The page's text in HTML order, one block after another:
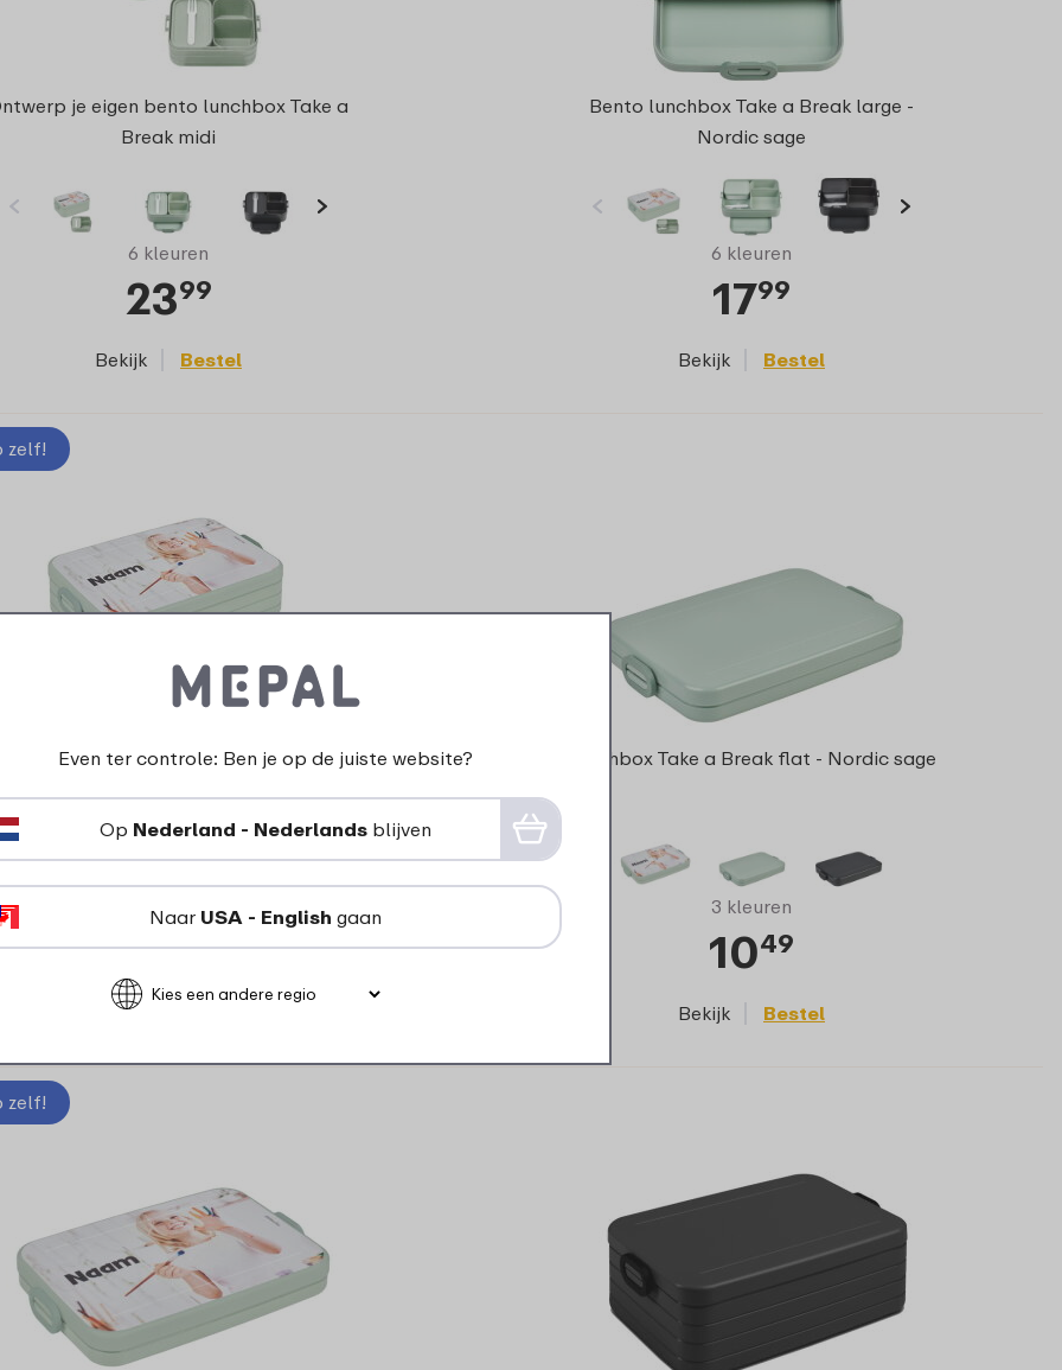
je eigen bento lunchbox Take a
Break midi
6 kleuren
2399
Bekijk Bestel
Bento lunchbox Take a Break large -
Nordic sage
6 kleuren
1799
Bekijk Bestel
zelf!
Ontwerp je eigen bento lunchbox Take a
6 kleuren
2899
Bekijk
Lunchbox Take a Break flat - Nordic sage
3 kleuren
1049
Bekijk Bestel
zelf!
Even ter controle: Ben je op de juiste website?
Op Nederland - Nederlands blijven
Naar USA - English gaan